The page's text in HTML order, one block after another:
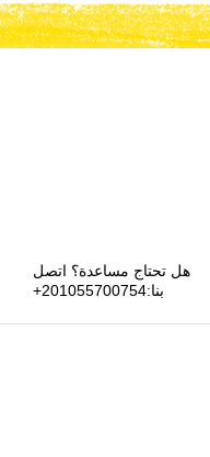
هل تحتاج مساعدة؟ اتصل
بنا:201055700754+